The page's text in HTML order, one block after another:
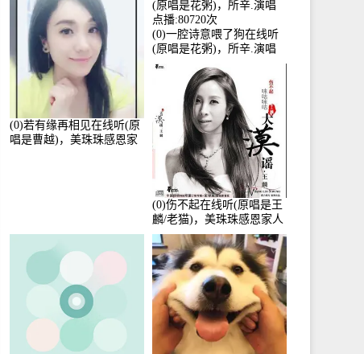
(0)若有缘再相见在线听(原
唱是曹越)，美珠珠感恩家
(0)一腔诗意喂了狗在线听
(原唱是花粥)，所辛.演唱
点播:80720次
(0)伤不起在线听(原唱是王
麟/老猫)，美珠珠感恩家人
演唱点播:80218次